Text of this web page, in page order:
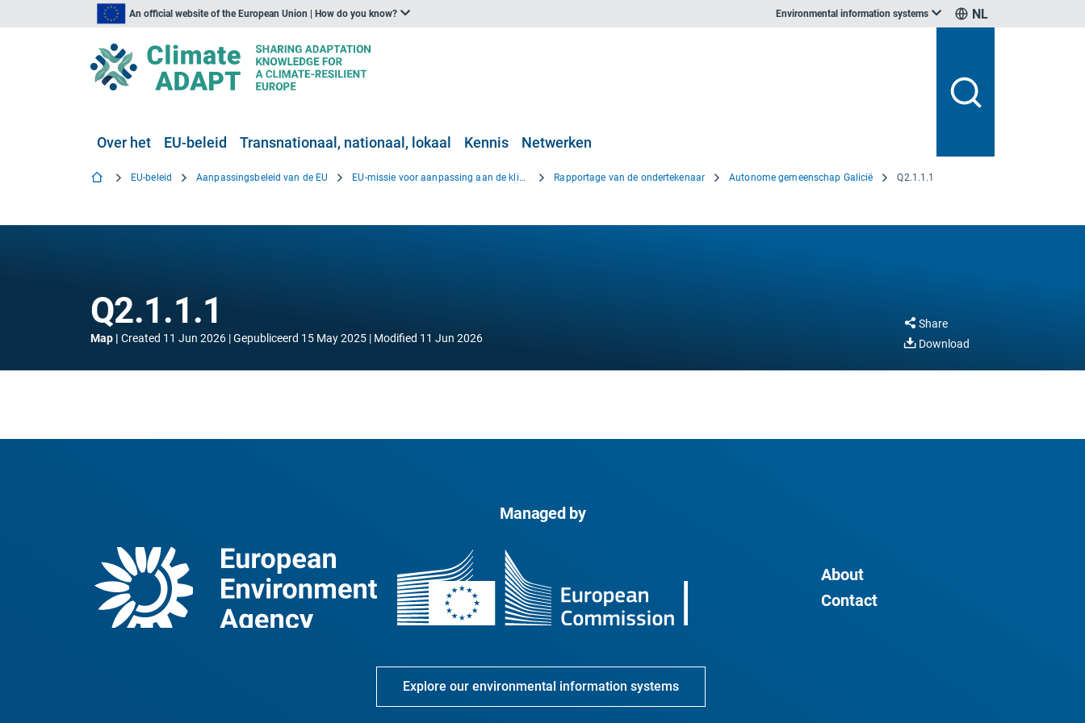
An official website of the European Union | How do you know? Environmental information systems NL
Over het EU-beleid Transnationaal, nationaal, lokaal Kennis Netwerken
EU-beleid Aanpassingsbeleid van de EU EU-missie voor aanpassing aan de klimaatverandering Rapportage van de ondertekenaar Autonome gemeenschap Galicië Q2.1.1.1
Q2.1.1.1
Map Created 11 Jun 2026 Gepubliceerd 15 May 2025 Modified 11 Jun 2026
Share
Download
Managed by
About
Contact
Explore our environmental information systems